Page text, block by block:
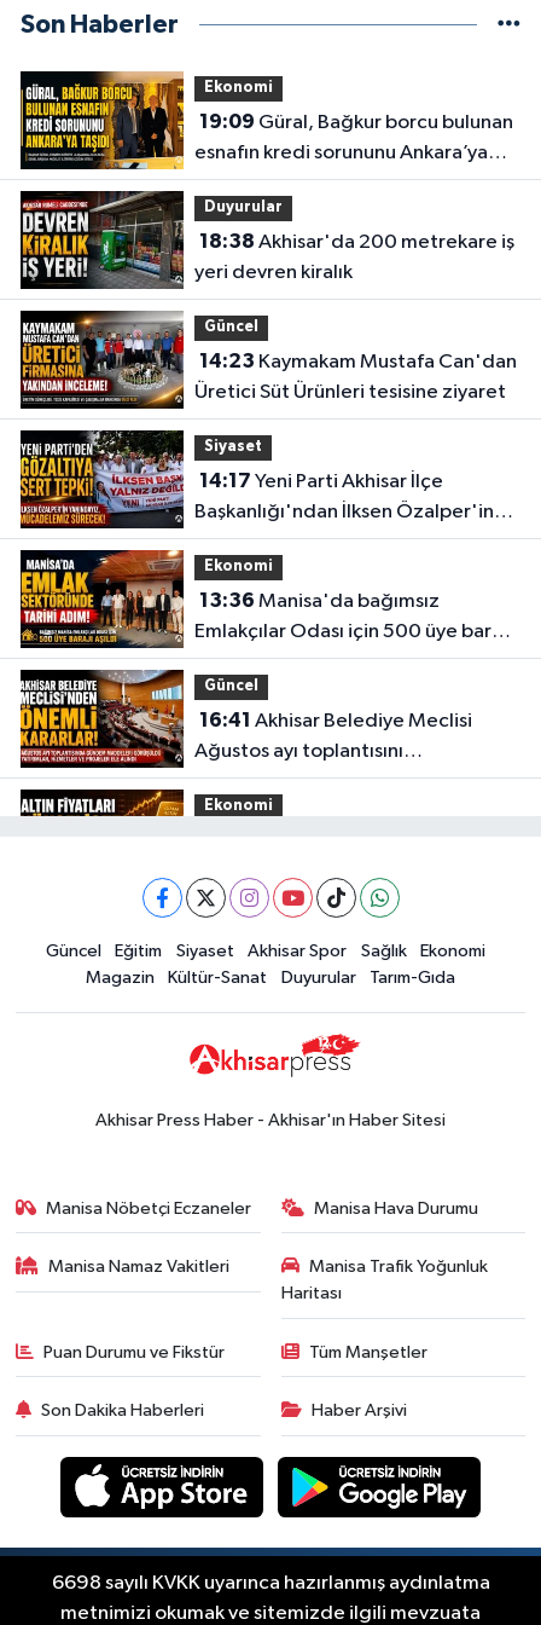
0 (236) 515 11 52 Yol Tarifi Al
İkbal Eczanesi
YEDİEYLÜL MAHALLESİ OĞUZ SOKAK NO:70 B ATATÜRK İLK ÖĞRETİM
OKULU - BEŞYOL TAKSİ DURAĞI KARŞISI
0 (236) 314 01 08
Üstün Eczanesi
ALTIEYLÜL MAH. HÜKÜMET CAD. NO:30 E
0 (236) 768 27 19 Yol Tarifi Al
Deva Eczanesi
CAMICEDIT MAH. YUNUS EMRE CAD. NO:89 A PARK KAHVESİ KARŞISI
0 (236) 816 52 64 Yol Tarifi Al
Egemen Eczanesi
CUMHURIYET MAHALLESI MENDERES CADDESİ NO:63 A KIZILELMA İLE
0 (236) 715 52 32 Yol Tarifi Al
Gülden Eczanesi
NAMIK KEMAL MAHALLESI EVREN CADDESI NO:1 A KÖPRÜBASI-MANISA
İŞ BANKASI YANI
0 (236) 571 26 61
Son Haberler
Ekonomi
19:09
esnafın kredi sorununu Ankara’ya
taşıdı
Duyurular
18:38
yeri devren kiralık
Güncel
14:23
Üretici Süt Ürünleri tesisine ziyaret
Siyaset
14:17
Başkanlığı'ndan İlksen Özalper'in
gözaltına alınmasına tepki
Ekonomi
13:36
Emlakçılar Odası için 500 üye barajı
aşıldı
Güncel
16:41
Ağustos ayı toplantısını
gerçekleştirdi
Ekonomi
15:02Akhisar'da sıcak hava etkisini
sürdürüyor! İşte 5 günlük hava
Güncel
14:53
Çanakkale'nin tarihini yerinde
yaşadı
Yerel Haber
19:00Kadın ve Çocuk Giyimde Yeni
Dönem: Minik Terzi’den Anne-
Çocuk Stilini Tamamlayan
Koleksiyonlar
Güncel
18:57Akhisar'da Atatürk
Mahallesi'nde yine 6 saatlik elektrik
kesintisi
Güncel Eğitim Siyaset Akhisar Spor Sağlık
Ekonomi
Magazin
Kültür-Sanat Duyurular Tarım-Gıda
Akhisar Press Haber - Akhisar'ın Haber Sitesi
Manisa Nöbetçi Eczaneler Manisa Hava Durumu
Manisa Namaz Vakitleri
Manisa Trafik Yoğunluk
Haritası
Puan Durumu ve Fikstür Tüm Manşetler
Son Dakika Haberleri Haber Arşivi
RSS
Copyright © Akhisar Press Haber 2012-2026 Her
hakkı saklıdır.
6698 sayılı KVKK uyarınca hazırlanmış aydınlatma
metnimizi okumak ve sitemizde ilgili mevzuata